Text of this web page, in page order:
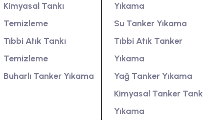
Kimyasal Tankı
Temizleme
Tıbbi Atık Tankı
Temizleme
Buharlı Tanker Yıkama
Yıkama
Su Tanker Yıkama
Tıbbi Atık Tanker
Yıkama
Yağ Tanker Yıkama
Kimyasal Tanker Tank
Yıkama